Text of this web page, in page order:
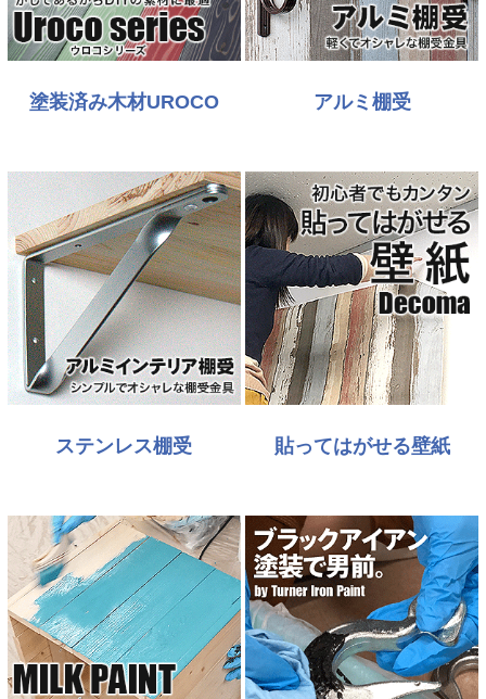
塗装済み木材UROCO アルミ棚受
ステンレス棚受 貼ってはがせる壁紙